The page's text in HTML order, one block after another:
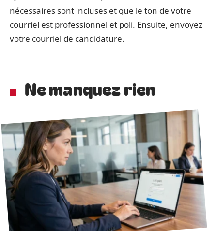
nécessaires sont incluses et que le ton de votre
courriel est professionnel et poli. Ensuite, envoyez
votre courriel de candidature.
Ne manquez rien